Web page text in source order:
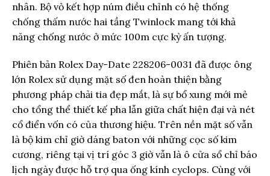
nhân. Bộ vỏ kết hợp núm điều chỉnh có hệ thống
chống thấm nước hai tầng Twinlock mang tới khả
năng chống nước ở mức 100m cực kỳ ấn tượng.
Phiên bản Rolex Day-Date 228206-0031 đã được ông
lớn Rolex sử dụng mặt số đen hoàn thiện bằng
phương pháp chải tia đẹp mắt, là sự bổ xung mới mẻ
cho tổng thể thiết kế pha lẫn giữa chất hiện đại và nét
cổ điển vốn có của thương hiệu. Trên nền mặt số vẫn
là bộ kim chỉ giờ dáng baton với những cọc số kim
cương, riêng tại vị trí góc 3 giờ vẫn là ô cửa sổ chỉ báo
lịch ngày được hỗ trợ qua ống kính cyclops. Cùng với